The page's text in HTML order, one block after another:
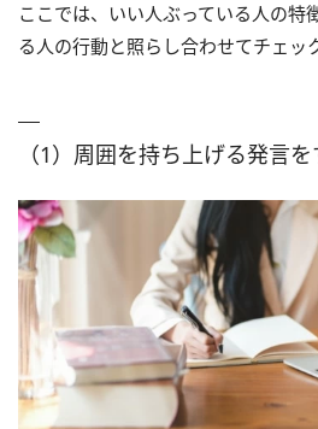
ここでは、いい人ぶっている人の特
る人の行動と照らし合わせてチェッ
（1）周囲を持ち上げる発言を